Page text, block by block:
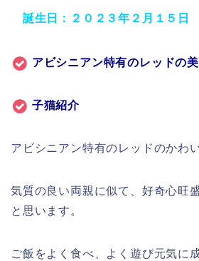
誕生日：２０２３年２月１５日
アビシニアン特有のレッドの
子猫紹介
アビシニアン特有のレッドのかわ
気質の良い両親に似て、好奇心旺
と思います。
ご飯をよく食べ、よく遊び元気に